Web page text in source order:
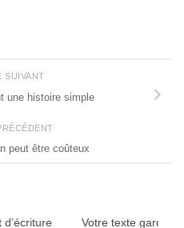
SUIVANT
une histoire simple
peut être coûteux
d’écriture
Votre texte garde-t-